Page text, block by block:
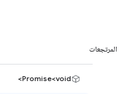
المرتجعات
Promise<void>